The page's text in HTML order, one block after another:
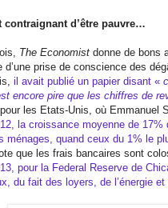
contraignant d’être pauvre…
The Economist donne de bons
d’une prise de conscience des
il avait publié un papier disant «
encore pire que les chiffres de
les Etats-Unis, où Emmanuel
la croissance moyenne de
ménages, quand ceux du 1% le
que les frais bancaires sont
pour la Federal Reserve de
du fait des loyers, de l’énergie et